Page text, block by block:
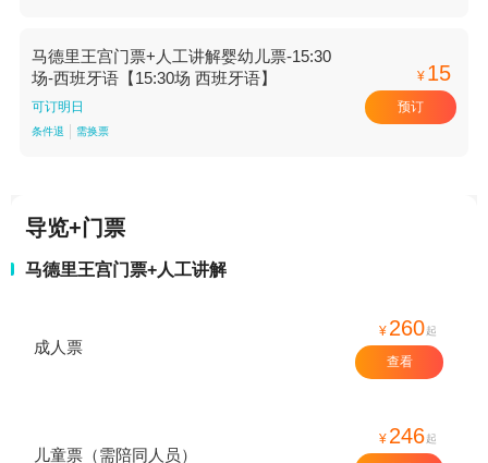
马德里王宫门票+人工讲解婴幼儿票-15:30
场-西班牙语【15:30场 西班牙语】
可订明日
条件退 需换票
¥ 15
预订
导览+门票
马德里王宫门票+人工讲解
成人票
¥ 260起
查看
儿童票（需陪同人员）
¥ 246起